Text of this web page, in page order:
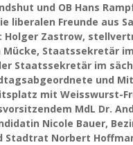
und OB Hans
liberalen Freunde aus
Holger Zastrow,
Mücke, Staatssekretär
Staatssekretär im
und
mit Weisswurst-
MdL Dr.
Nicole Bauer,
Stadtrat Norbert